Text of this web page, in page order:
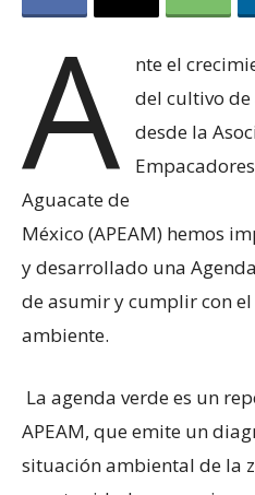
A
nte el
del cultivo de
desde la
Aguacate de
México (APEAM) hemos
y desarrollado una
de asumir y cumplir con
ambiente.
La agenda verde es un
APEAM, que emite un
situación ambiental de la